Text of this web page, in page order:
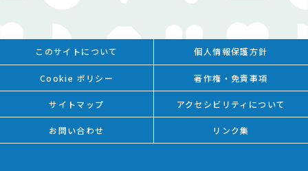
このサイトについて 個人情報保護方針
Cookie ポリシー 著作権・免責事項
サイトマップ アクセシビリティについて
お問い合わせ リンク集